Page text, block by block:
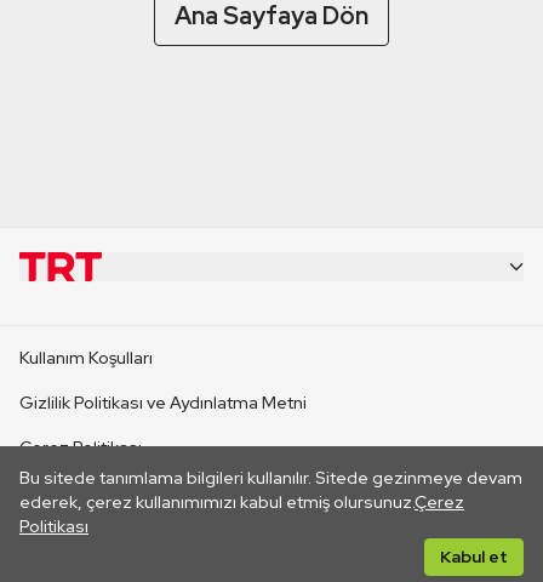
Ana Sayfaya Dön
Bu sitede tanımlama bilgileri kullanılır. Sitede gezinmeye devam
ederek, çerez kullanımımızı kabul etmiş olursunuz.Çerez
Politikası
Kabul et
CANLI YAYINLAR
Kullanım Koşulları
Gizlilik Politikası ve Aydınlatma Metni
Çerez Politikası
İletişim
Her hakkı saklıdır. ©2026 TRT. Bağlantı yoluyla gidilen dış